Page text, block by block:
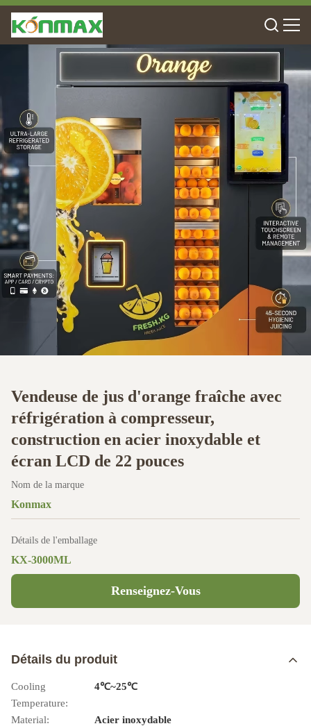
Vendeuse de jus d'orange fraîche avec
réfrigération à compresseur,
construction en acier inoxydable et
écran LCD de 22 pouces
Nom de la marque
Konmax
Détails de l'emballage
KX-3000ML
Renseignez-Vous
Détails du produit
Cooling
Temperature:
4℃~25℃
Material:
Acier inoxydable